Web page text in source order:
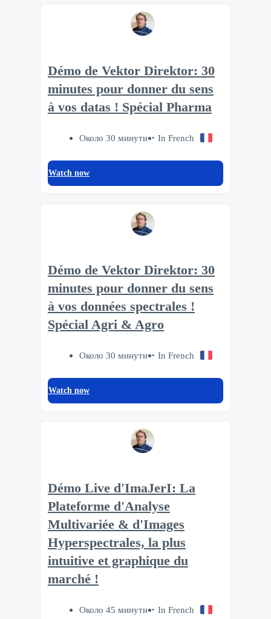
Démo de Vektor Direktor: 30
minutes pour donner du sens
à vos datas ! Spécial Pharma
Около 30 минути In French
Watch now
Démo de Vektor Direktor: 30
minutes pour donner du sens
à vos données spectrales !
Spécial Agri & Agro
Около 30 минути In French
Watch now
Démo Live d'ImaJerI: La
Plateforme d'Analyse
Multivariée & d'Images
Hyperspectrales, la plus
intuitive et graphique du
marché !
Около 45 минути In French